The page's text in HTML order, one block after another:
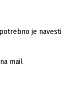
je navesti
mail